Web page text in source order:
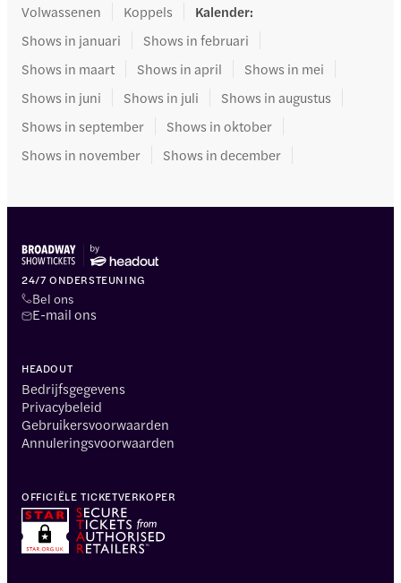
Volwassenen
Koppels Kalender:
Shows in januari
Shows in februari
Shows in maart
Shows in april
Shows in mei
Shows in juni
Shows in juli
Shows in augustus
Shows in september
Shows in oktober
Shows in november
Shows in december
24/7 ONDERSTEUNING
Bel ons
E-mail ons
HEADOUT
Bedrijfsgegevens
Privacybeleid
Gebruikersvoorwaarden
Annuleringsvoorwaarden
OFFICIËLE TICKETVERKOPER